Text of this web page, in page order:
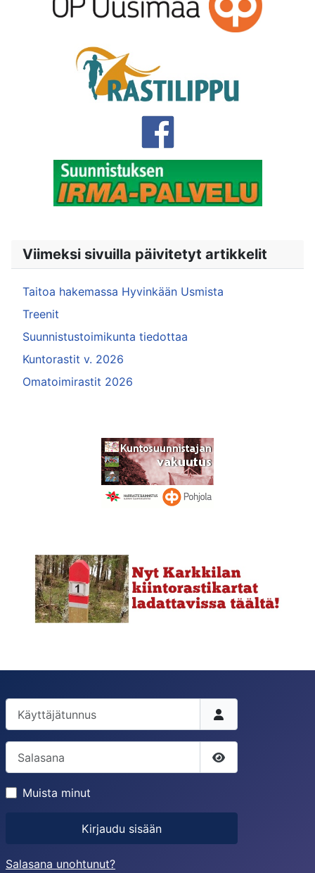
Viimeksi sivuilla päivitetyt artikkelit
Taitoa hakemassa Hyvinkään Usmista
Treenit
Suunnistustoimikunta tiedottaa
Kuntorastit v. 2026
Omatoimirastit 2026
Käyttäjätunnus
Näytä salasana
Muista minut
Kirjaudu sisään
Salasana unohtunut?